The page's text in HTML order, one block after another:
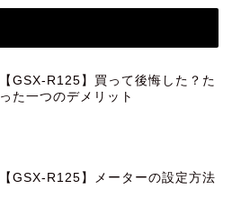
【GSX-R125】買って後悔した？た
った一つのデメリット
【GSX-R125】メーターの設定方法